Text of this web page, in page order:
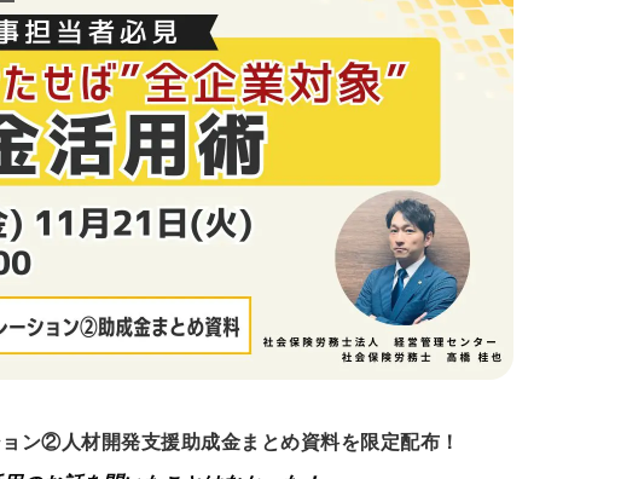
ン②人材開発支援助成金まとめ資料を限定配布！